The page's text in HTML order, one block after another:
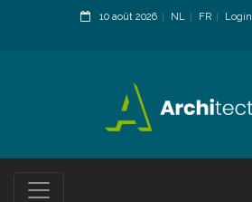
10 août 2026 NL FR
Login